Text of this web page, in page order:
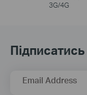
3G/4G
Email Address